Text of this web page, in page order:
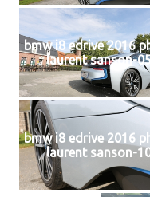
bmw i8 edrive 2016
laurent sanson-
bmw i8 edrive 2016
laurent sanson-